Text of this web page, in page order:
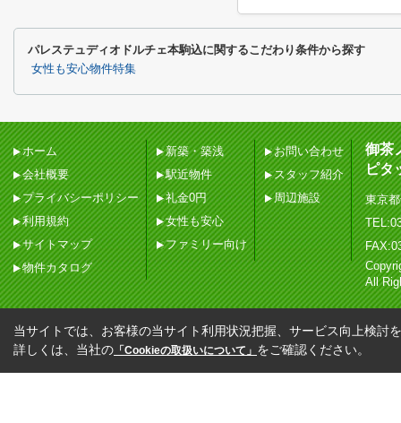
パレステュディオドルチェ本駒込に関するこだわり条件から探す
女性も安心物件特集
ホーム
会社概要
プライバシーポリシー
利用規約
サイトマップ
物件カタログ
新築・築浅
駅近物件
礼金0円
女性も安心
ファミリー向け
お問い合わせ
スタッフ紹介
周辺施設
御茶
ピタ
東京
All
当サイトでは、お客様の当サイト利用状況把握、サービス向上検討
詳しくは、当社の 「Cookieの取扱いについて」 をご確認ください。